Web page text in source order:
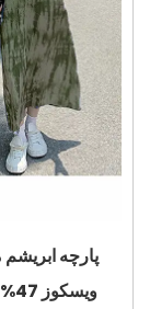
ویسکوز 47% ابریشم مصنوعی چروک شده سبز ارتشی